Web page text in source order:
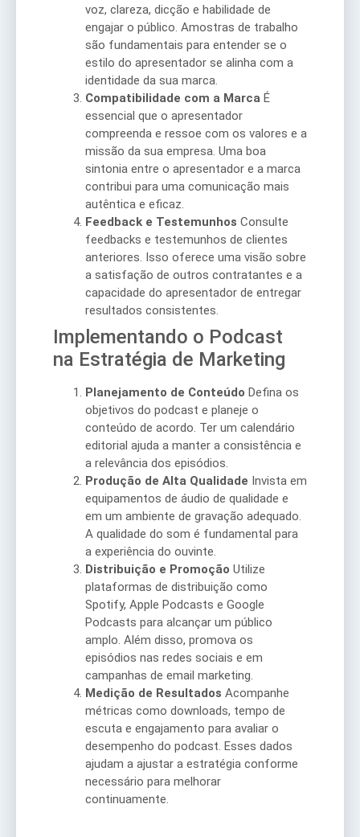
voz, clareza, dicção e habilidade de
engajar o público. Amostras de trabalho
são fundamentais para entender se o
estilo do apresentador se alinha com a
identidade da sua marca.
Compatibilidade com a Marca É
essencial que o apresentador
compreenda e ressoe com os valores e a
missão da sua empresa. Uma boa
sintonia entre o apresentador e a marca
contribui para uma comunicação mais
autêntica e eficaz.
Feedback e Testemunhos Consulte
feedbacks e testemunhos de clientes
anteriores. Isso oferece uma visão sobre
a satisfação de outros contratantes e a
capacidade do apresentador de entregar
resultados consistentes.
Implementando o Podcast
na Estratégia de Marketing
Planejamento de Conteúdo Defina os
objetivos do podcast e planeje o
conteúdo de acordo. Ter um calendário
editorial ajuda a manter a consistência e
a relevância dos episódios.
Produção de Alta Qualidade Invista em
equipamentos de áudio de qualidade e
em um ambiente de gravação adequado.
A qualidade do som é fundamental para
a experiência do ouvinte.
Distribuição e Promoção Utilize
plataformas de distribuição como
Spotify, Apple Podcasts e Google
Podcasts para alcançar um público
amplo. Além disso, promova os
episódios nas redes sociais e em
campanhas de email marketing.
Medição de Resultados Acompanhe
métricas como downloads, tempo de
escuta e engajamento para avaliar o
desempenho do podcast. Esses dados
ajudam a ajustar a estratégia conforme
necessário para melhorar
continuamente.